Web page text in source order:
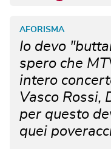
Io devo
spero che
intero
Vasco Rossi,
per questo
quei
AFORISMA